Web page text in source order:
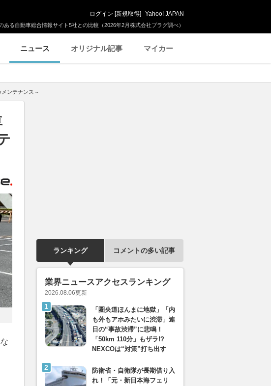
ある自動車総合情報サイト5社との比較（2026年2月株式会社プラグ調べ）
ログイン [新規取得] Yahoo! JAPAN
ニュース オリジナル記事 マイカー
ンテナンス～
ランキング コメントの多い記事
業界ニュースアクセスランキング
2026.08.06更新
「圏央道ほんまに地獄」「内
も外もアホみたいに渋滞」連
日の“事故渋滞”に悲鳴！
「50km 110分」もザラ!?
NEXCOは“対策”打ち出す
防衛省・自衛隊が長期借り入
れ！「元・新日本海フェリ